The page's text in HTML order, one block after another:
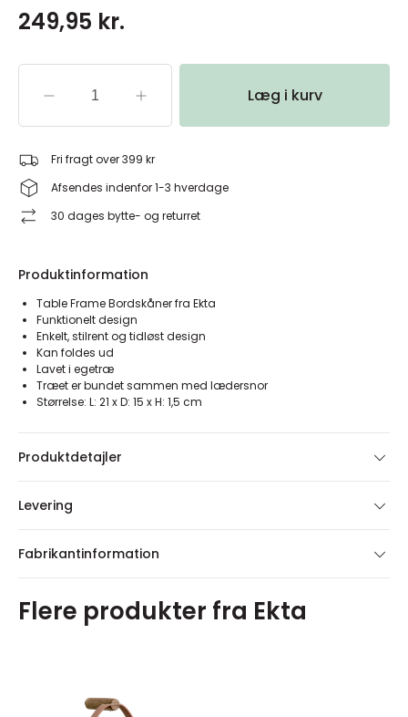
249,95 kr.
Læg i kurv
Fri fragt over 399 kr
Afsendes indenfor 1-3 hverdage
30 dages bytte- og returret
Produktinformation
Table Frame Bordskåner fra Ekta
Funktionelt design
Enkelt, stilrent og tidløst design
Kan foldes ud
Lavet i egetræ
Træet er bundet sammen med lædersnor
Størrelse: L: 21 x D: 15 x H: 1,5 cm
Produktdetajler
Levering
Fabrikantinformation
Flere produkter fra Ekta